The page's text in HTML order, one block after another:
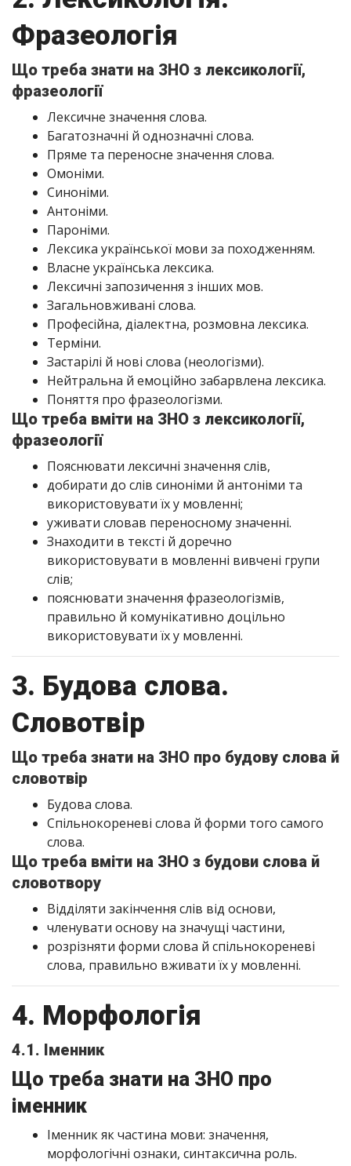
Фразеологія
Що треба знати на ЗНО з лексикології,
фразеології
Лексичне значення слова.
Багатозначні й однозначні слова.
Пряме та переносне значення слова.
Омоніми.
Синоніми.
Антоніми.
Пароніми.
Лексика української мови за походженням.
Власне українська лексика.
Лексичні запозичення з інших мов.
Загальновживані слова.
Професійна, діалектна, розмовна лексика.
Терміни.
Застарілі й нові слова (неологізми).
Нейтральна й емоційно забарвлена лексика.
Поняття про фразеологізми.
Що треба вміти на ЗНО з лексикології,
фразеології
Пояснювати лексичні значення слів,
добирати до слів синоніми й антоніми та
використовувати їх у мовленні;
уживати словав переносному значенні.
Знаходити в тексті й доречно
використовувати в мовленні вивчені групи
слів;
пояснювати значення фразеологізмів,
правильно й комунікативно доцільно
використовувати їх у мовленні.
3. Будова слова.
Словотвір
Що треба знати на ЗНО про будову слова й
словотвір
Будова слова.
Спільнокореневі слова й форми того самого
слова.
Що треба вміти на ЗНО з будови слова й
словотвору
Відділяти закінчення слів від основи,
членувати основу на значущі частини,
розрізняти форми слова й спільнокореневі
слова, правильно вживати їх у мовленні.
4. Морфологія
4.1. Іменник
Що треба знати на ЗНО про
іменник
Іменник як частина мови: значення,
морфологічні ознаки, синтаксична роль.